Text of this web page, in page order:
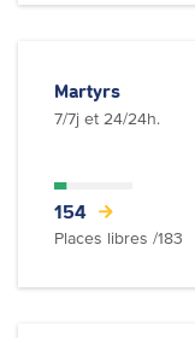
Martyrs
7/7j et 24/24h.
154
Places libres /183